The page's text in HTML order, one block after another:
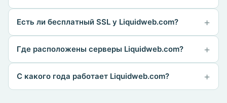
Есть ли бесплатный SSL у Liquidweb.com?
Где расположены серверы Liquidweb.com?
С какого года работает Liquidweb.com?